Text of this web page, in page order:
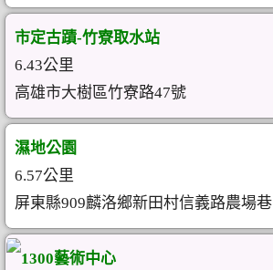
市定古蹟-竹寮取水站
6.43公里
高雄市大樹區竹寮路47號
濕地公園
6.57公里
屏東縣909麟洛鄉新田村信義路農場巷
1300藝術中心